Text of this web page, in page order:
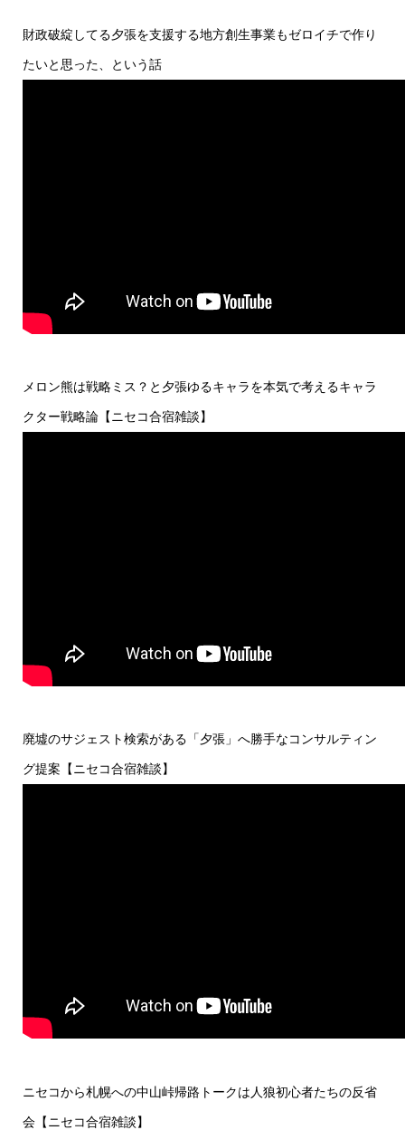
財政破綻してる夕張を支援する地方創生事業もゼロイチで作り
たいと思った、という話
メロン熊は戦略ミス？と夕張ゆるキャラを本気で考えるキャラ
クター戦略論【ニセコ合宿雑談】
廃墟のサジェスト検索がある「夕張」へ勝手なコンサルティン
グ提案【ニセコ合宿雑談】
ニセコから札幌への中山峠帰路トークは人狼初心者たちの反省
会【ニセコ合宿雑談】